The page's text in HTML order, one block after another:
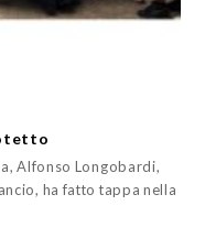
Alfonso Longobardi,
ha fatto tappa nella